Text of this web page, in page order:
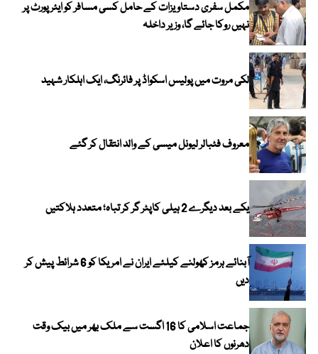
مکمل سفری دستاویزات کے حامل کسی مسافر کو ایئرپورٹ پر
نہیں روکا جائے گا، وزیر داخلہ
لکی مروت میں پولیس اسکواڈ پر فائرنگ، ایک اہلکار شہید
معروف فٹبالر لیونل میسی کے والد انتقال کر گئے
یکے بعد دیگرے 2 ہیلی کاپٹر گر کر تباہ؛ متعدد ہلاکتیں
آبنائے ہرمز کھولنے کیلئے ایران نے امریکا کو 6 شرائط پیش کر
دیں
جماعت اسلامی کا 16 اگست سے ملک بھر میں بیک وقت
دھرنوں کا اعلان